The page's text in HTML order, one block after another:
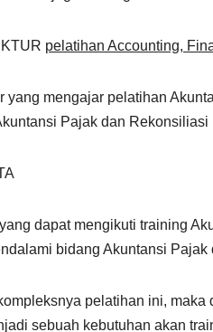
pelatihan Accounting,
yang mengajar pelatihan
Pajak dan
dapat mengikuti training
bidang Akuntansi Pajak
pelatihan ini,
sebuah kebutuhan akan